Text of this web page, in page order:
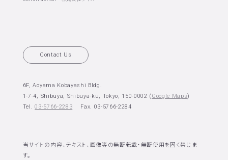
Contact Us
6F, Aoyama Kobayashi Bldg.
1-7-4, Shibuya, Shibuya-ku, Tokyo, 150-0002 ( Google Maps)
Tel.03-5766-2283 Fax. 03-5766-2284
当サイトの内容、テキスト、画像等の無断転載・無断使用を固く禁じま
す。